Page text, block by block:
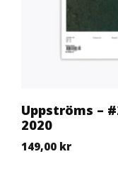
Uppströms –
2020
149,00 kr